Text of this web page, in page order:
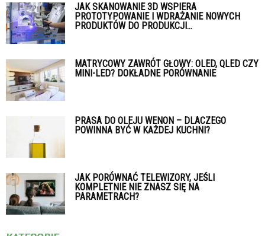
JAK SKANOWANIE 3D WSPIERA
PROTOTYPOWANIE I WDRAŻANIE NOWYCH
PRODUKTÓW DO PRODUKCJI...
MATRYCOWY ZAWRÓT GŁOWY: OLED, QLED CZY
MINI-LED? DOKŁADNE PORÓWNANIE
PRASA DO OLEJU WENON – DLACZEGO
POWINNA BYĆ W KAŻDEJ KUCHNI?
JAK PORÓWNAĆ TELEWIZORY, JEŚLI
KOMPLETNIE NIE ZNASZ SIĘ NA
PARAMETRACH?